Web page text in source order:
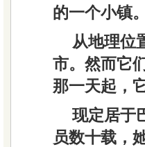
的一个小镇。
从地理位
市。然而它
那一天起，
现定居于
员数十载，